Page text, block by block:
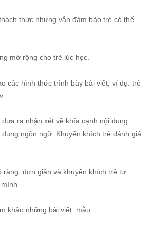
thức nhưng vẫn đảm bảo trẻ có thể
mở rộng cho trẻ lúc học.
các hình thức trình bày bài viết, ví dụ: trẻ
ra nhận xét về khía cạnh nội dung
ngôn ngữ. Khuyến khích trẻ đánh giá
đơn giản và khuyến khích trẻ tự
khảo những bài viết mẫu.